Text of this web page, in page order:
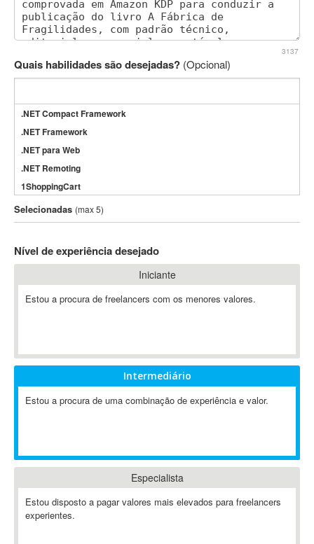
3137
Quais habilidades são desejadas? (Opcional)
.NET Compact Framework
.NET Framework
.NET para Web
.NET Remoting
1ShoppingCart
3DS Max
3GSM
802.11
A-GPS
ABAP
Abaqus
ABBYY FineReader
Ableton
Ableton Push
Abstract
Selecionadas (max 5)
Nível de experiência desejado
Iniciante
Estou a procura de freelancers com os menores valores.
Intermediário
Estou a procura de uma combinação de experiência e valor.
Especialista
Estou disposto a pagar valores mais elevados para freelancers
experientes.